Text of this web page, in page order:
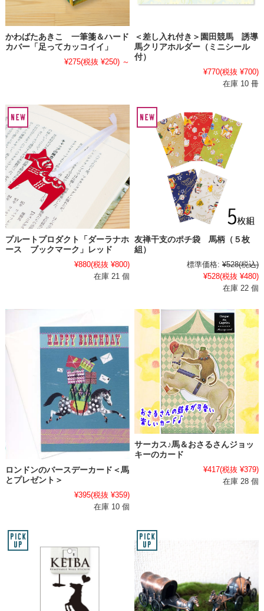
かわばたあきこ 一筆箋＆ハード
カバー「足ってカッコイイ」
¥275(税抜 ¥250) ～
＜差し入れ付き＞園田競馬 誘導
馬クリアホルダー（ミニシール
付）
¥770(税抜 ¥700)
在庫 10 冊
プルートプロダクト「ダーラナホ
ース ブックマーク」レッド
¥880(税抜 ¥800)
在庫 21 個
友禅干支のポチ袋 馬柄（５枚
組）
標準価格: ¥528(税込)
¥528(税抜 ¥480)
在庫 22 個
ロンドンのバースデーカード＜馬
とプレゼント＞
¥395(税抜 ¥359)
在庫 10 個
サーカス♪馬＆おさるさんジョッ
キーのカード
¥417(税抜 ¥379)
在庫 28 個